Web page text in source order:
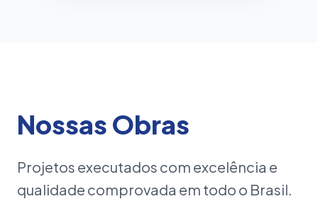
Nossas Obras
Projetos executados com excelência e
qualidade comprovada em todo o Brasil.